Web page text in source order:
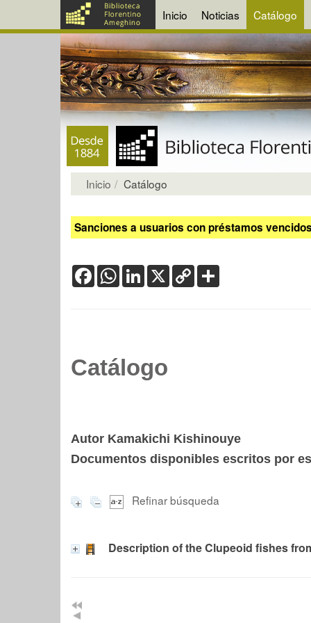
Inicio Noticias Catálogo
Inicio Catálogo
Sanciones a usuarios con préstamos
FacebookWhatsApp
LinkedIn
X Copy
Link
Catálogo
Autor Kamakichi Kishinouye
Documentos disponibles escritos por
Refinar búsqueda
Description of the Clupeoid fishes